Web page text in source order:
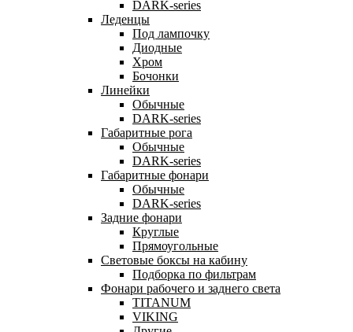
DARK-series
Леденцы
Под лампочку
Диодные
Хром
Бочонки
Линейки
Обычные
DARK-series
Габаритные рога
Обычные
DARK-series
Габаритные фонари
Обычные
DARK-series
Задние фонари
Круглые
Прямоугольные
Световые боксы на кабину
Подборка по фильтрам
Фонари рабочего и заднего света
TITANUM
VIKING